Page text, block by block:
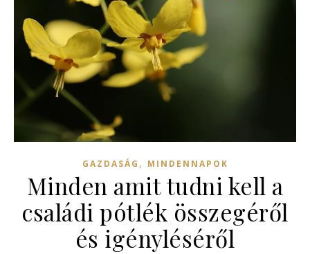
GAZDASÁG , MINDENNAPOK
Minden amit tudni kell a
családi pótlék összegéről
és igényléséről